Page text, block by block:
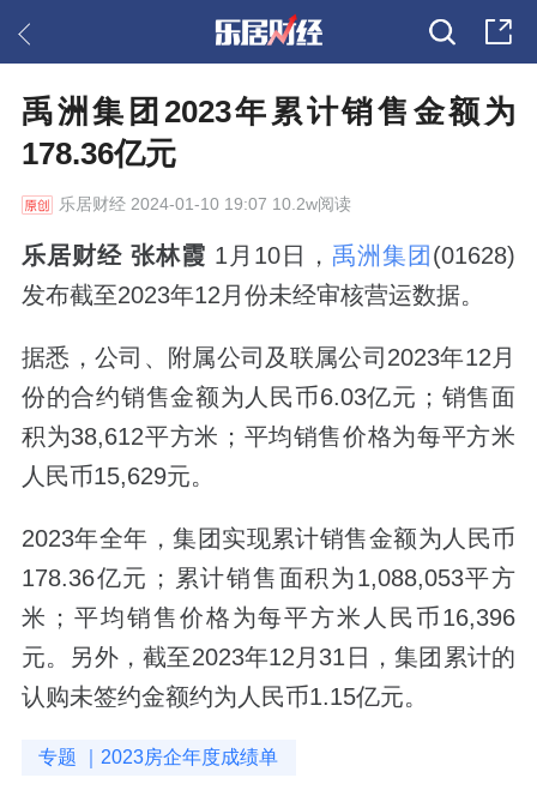
禹洲集团2023年累计销售金额为
178.36亿元
乐居财经2024-01-10 19:07 10.2w阅读
乐居财经 张林霞 1月10日， 禹洲集团(01628)
发布截至2023年12月份未经审核营运数据。
据悉，公司、附属公司及联属公司2023年12月
份的合约销售金额为人民币6.03亿元；销售面
积为38,612平方米；平均销售价格为每平方米
人民币15,629元。
2023年全年，集团实现累计销售金额为人民币
178.36亿元；累计销售面积为1,088,053平方
米；平均销售价格为每平方米人民币16,396
元。另外，截至2023年12月31日，集团累计的
认购未签约金额约为人民币1.15亿元。
专题 ｜2023房企年度成绩单